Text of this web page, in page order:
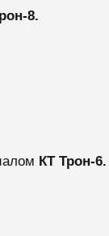
8.
КТ Трон-6.